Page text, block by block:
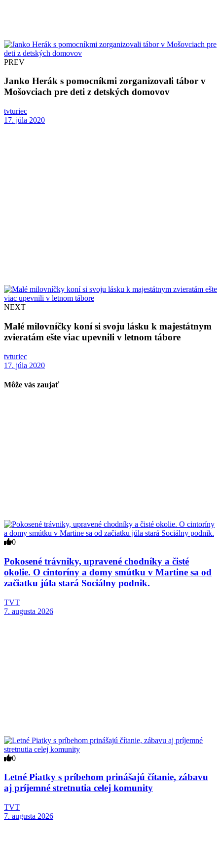
PREV
Janko Herák s pomocníkmi zorganizovali tábor v
Mošovciach pre deti z detských domovov
tvturiec
17. júla 2020
NEXT
Malé milovníčky koní si svoju lásku k majestátnym
zvieratám ešte viac upevnili v letnom tábore
tvturiec
17. júla 2020
Môže vás zaujať
0
Pokosené trávniky, upravené chodníky a čisté
okolie. O cintoríny a domy smútku v Martine sa od
začiatku júla stará Sociálny podnik.
TVT
7. augusta 2026
0
Letné Piatky s príbehom prinášajú čítanie, zábavu
aj príjemné stretnutia celej komunity
TVT
7. augusta 2026